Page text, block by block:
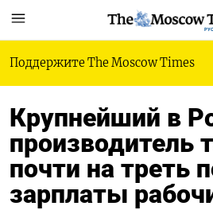
Поддержите The Moscow Times
Крупнейший в
производитель
почти на треть
зарплаты